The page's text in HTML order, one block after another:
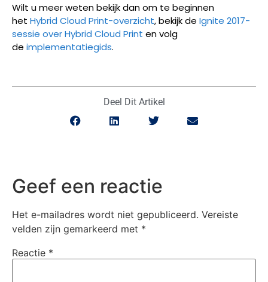
Wilt u meer weten bekijk dan om te beginnen
het Hybrid Cloud Print-overzicht, bekijk de Ignite 2017-
sessie over Hybrid Cloud Print en volg
de implementatiegids.
Deel Dit Artikel
Geef een reactie
Het e-mailadres wordt niet gepubliceerd. Vereiste
velden zijn gemarkeerd met *
Reactie *